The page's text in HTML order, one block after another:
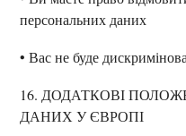
персональних даних
• Вас не буде
16. ДОДАТКОВІ
ДАНИХ У ЄВРОПІ